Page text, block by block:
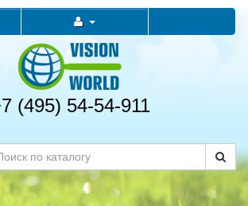
(495) 54-54-911